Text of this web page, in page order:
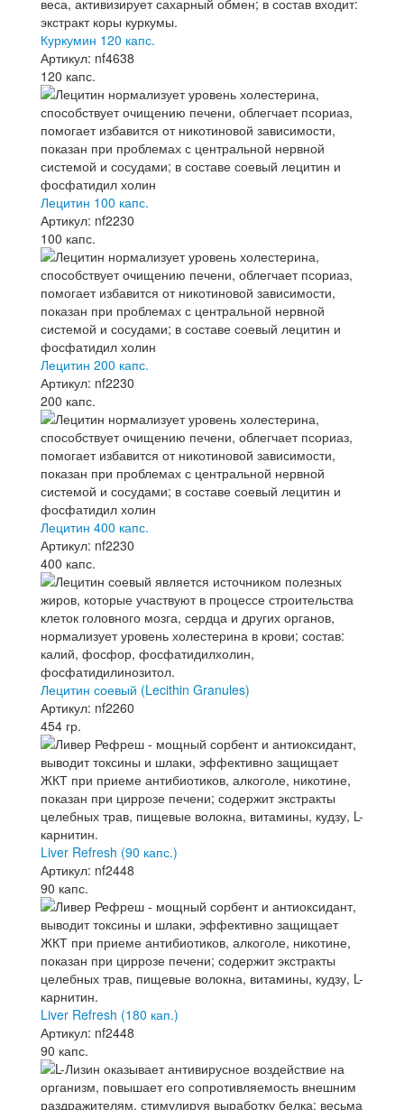
Куркумин 120 капс.
Артикул: nf4638
120 капс.
Лецитин 100 капс.
Артикул: nf2230
100 капс.
Лецитин 200 капс.
Артикул: nf2230
200 капс.
Лецитин 400 капс.
Артикул: nf2230
400 капс.
Лецитин соевый (Lecithin Granules)
Артикул: nf2260
454 гр.
Liver Refresh (90 капс.)
Артикул: nf2448
90 капс.
Liver Refresh (180 кап.)
Артикул: nf2448
90 капс.